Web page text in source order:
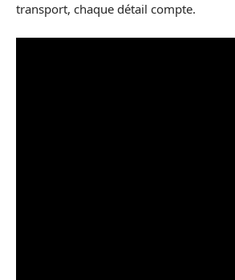
transport, chaque détail compte.